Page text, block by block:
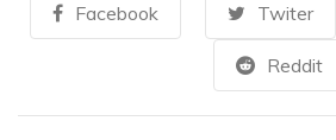
Facebook Twiter
Reddit